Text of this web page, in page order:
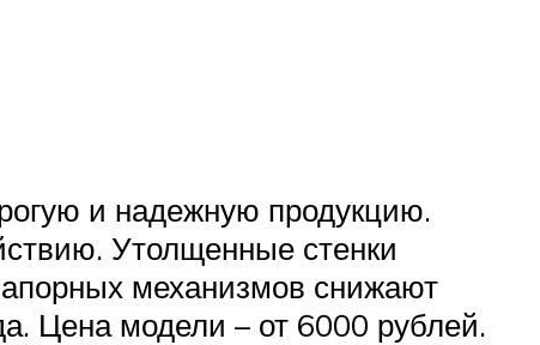
и надежную продукцию.
Утолщенные стенки
механизмов снижают
Цена модели – от 6000 рублей.